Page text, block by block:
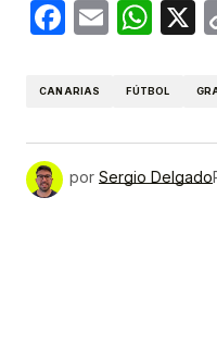
Email
CANARIAS FÚTBOL
por Sergio Delgado